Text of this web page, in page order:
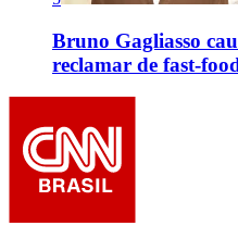
Bruno Gagliasso
reclamar de fast-